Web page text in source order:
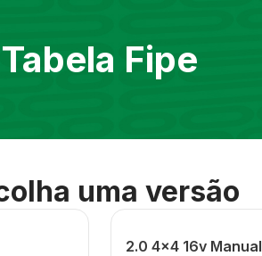
Tabela Fipe
uma versão
2.0 4x4 16v Manual